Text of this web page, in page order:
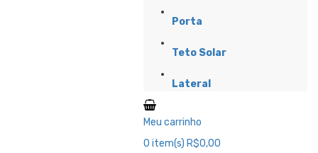
Porta
Teto Solar
Lateral
Meu carrinho
0 item(s) R$0,00